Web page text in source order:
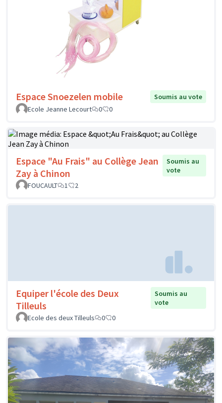
Espace Snoezelen mobile
Soumis au vote
Ecole Jeanne Lecourt
0 0
Espace "Au Frais" au Collège Jean
Zay à Chinon
Soumis au
vote
FOUCAULT
1 2
Equiper l'école des Deux
Tilleuls
Soumis au
vote
Ecole des deux Tilleuls
0 0